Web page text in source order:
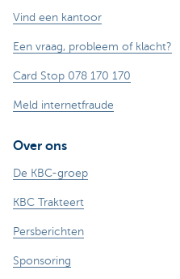
Vind een kantoor
Een vraag, probleem of klacht?
Card Stop 078 170 170
Meld internetfraude
Over ons
De KBC-groep
KBC Trakteert
Persberichten
Sponsoring